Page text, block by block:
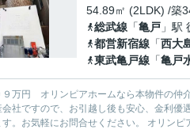
54.89㎡ (2LDK) /築
総武線 「亀戸 」駅
都営新宿線 「西大
東武亀戸線 「亀戸
万円 オリンピアホームなら本物件の仲
社ですので、お引越し後も安心、金利